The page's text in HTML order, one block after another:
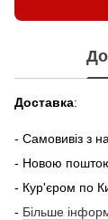
Доставка:
- Самовивіз з
- Новою
- Кур'єром по
- Більше